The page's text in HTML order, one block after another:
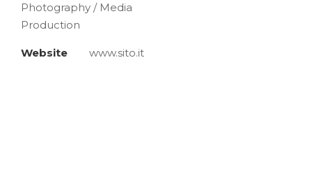
Photography / Media
Production
Website www.sito.it